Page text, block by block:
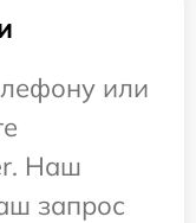
или
Наш
запрос